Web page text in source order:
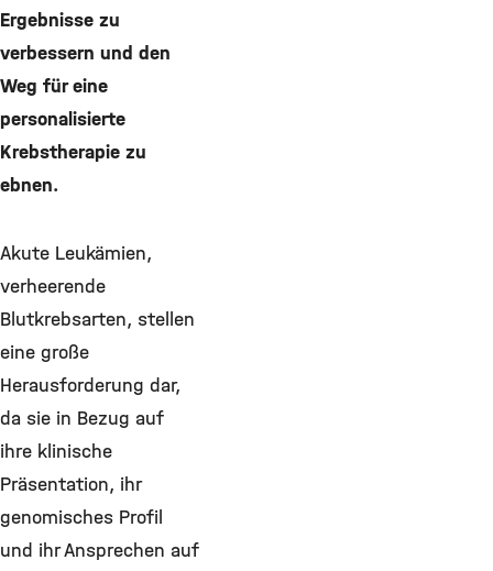
Ergebnisse zu
verbessern und den
Weg für eine
personalisierte
Krebstherapie zu
ebnen.
Akute Leukämien,
verheerende
Blutkrebsarten, stellen
eine große
Herausforderung dar,
da sie in Bezug auf
ihre klinische
Präsentation, ihr
genomisches Profil
und ihr Ansprechen auf